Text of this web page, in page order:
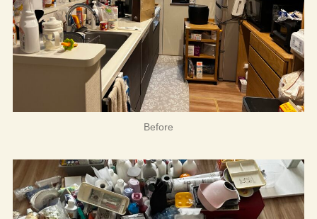
Before